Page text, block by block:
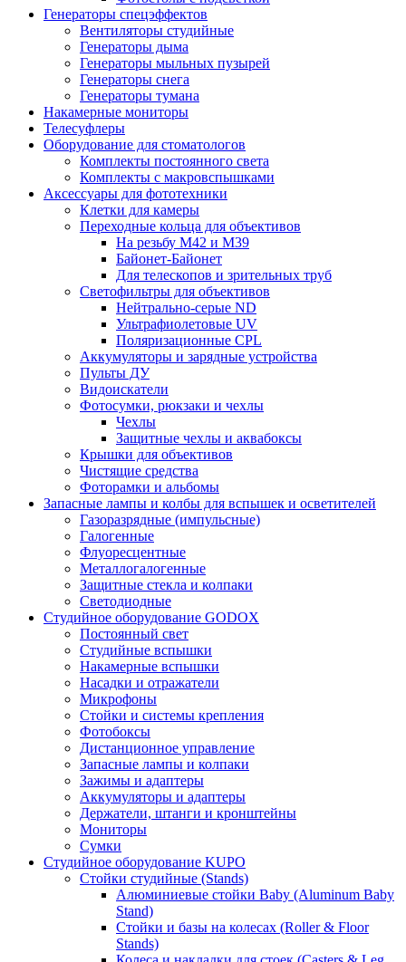
Генераторы спецэффектов
Вентиляторы студийные
Генераторы дыма
Генераторы мыльных пузырей
Генераторы снега
Генераторы тумана
Накамерные мониторы
Телесуфлеры
Оборудование для стоматологов
Комплекты постоянного света
Комплекты с макровспышками
Аксессуары для фототехники
Клетки для камеры
Переходные кольца для объективов
На резьбу М42 и М39
Байонет-Байонет
Для телескопов и зрительных труб
Светофильтры для объективов
Нейтрально-серые ND
Ультрафиолетовые UV
Поляризационные CPL
Аккумуляторы и зарядные устройства
Пульты ДУ
Видоискатели
Фотосумки, рюкзаки и чехлы
Чехлы
Защитные чехлы и аквабоксы
Крышки для объективов
Чистящие средства
Фоторамки и альбомы
Запасные лампы и колбы для вспышек и осветителей
Газоразрядные (импульсные)
Галогенные
Флуоресцентные
Металлогалогенные
Защитные стекла и колпаки
Светодиодные
Студийное оборудование GODOX
Постоянный свет
Студийные вспышки
Накамерные вспышки
Насадки и отражатели
Микрофоны
Стойки и системы крепления
Фотобоксы
Дистанционное управление
Запасные лампы и колпаки
Зажимы и адаптеры
Аккумуляторы и адаптеры
Держатели, штанги и кронштейны
Мониторы
Сумки
Студийное оборудование KUPO
Стойки студийные (Stands)
Алюминиевые стойки Baby (Aluminum Baby
Stand)
Стойки и базы на колесах (Roller & Floor
Stands)